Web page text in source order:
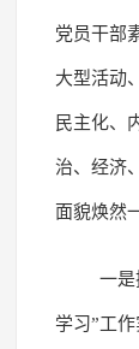
党员干部
大型活动
民主化、
治、经济
面貌焕然
一
学习”工